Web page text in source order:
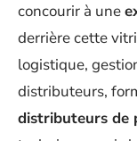
concourir à une
derrière cette
logistique,
distributeurs,
distributeurs de